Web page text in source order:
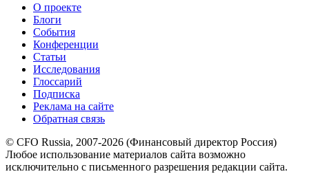
О проекте
Блоги
События
Конференции
Статьи
Исследования
Глоссарий
Подписка
Реклама на сайте
Обратная связь
© CFO Russia, 2007-2026 (Финансовый директор Россия)
Любое использование материалов сайта возможно
исключительно с письменного разрешения редакции сайта.